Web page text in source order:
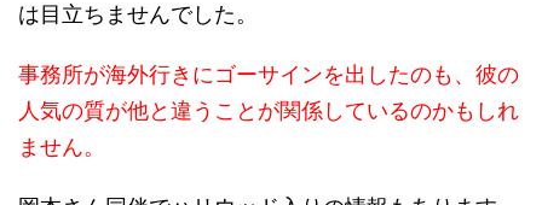
は目立ちませんでした。
事務所が海外行きにゴーサインを出したのも、彼の
人気の質が他と違うことが関係しているのかもしれ
ません。